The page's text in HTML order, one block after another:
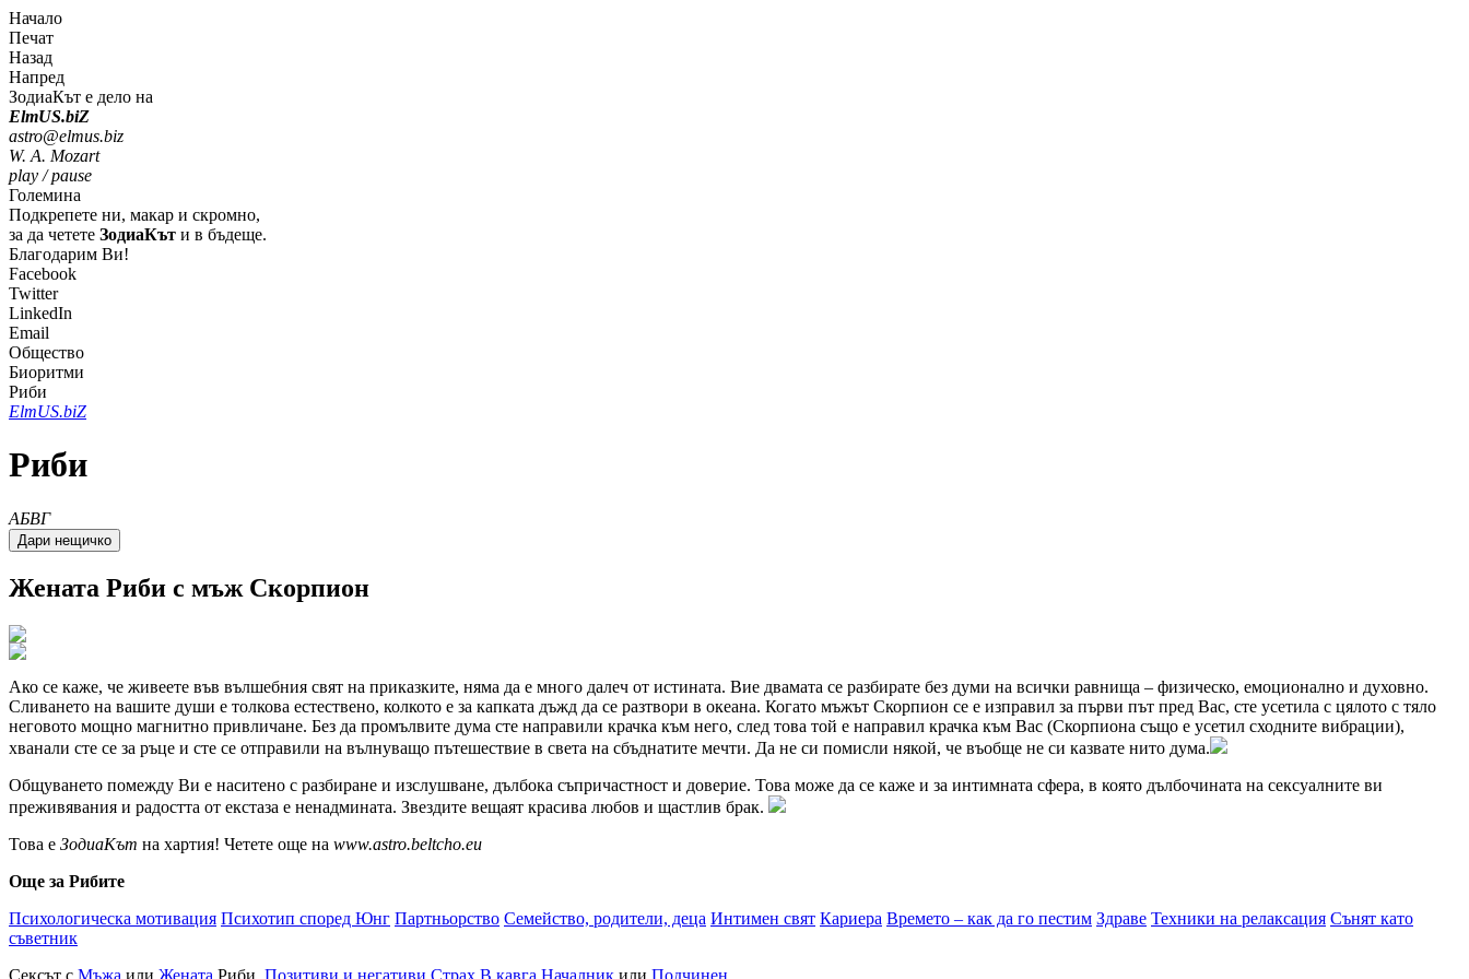
Начало
Печат
Назад
Напред
ЗодиаКът е дело на
ElmUS.biZ
astro@elmus.biz
W. A. Mozart
play / pause
Големина
Подкрепете ни, макар и скромно,
за да четете ЗодиаКът и в бъдеще.
Благодарим Ви!
Facebook
Twitter
LinkedIn
Email
Общество
Биоритми
Риби
ElmUS.biZ
Риби
AБВГ
Жената Риби с мъж Скорпион
Ако се каже, че живеете във вълшебния свят на приказките, няма да е много далеч от истината. Вие двамата се разбирате без думи на всички равнища – физическо, емоционално и духовно.
Сливането на вашите души е толкова естествено, колкото е за капката дъжд да се разтвори в океана. Когато мъжът Скорпион се е изправил за първи път пред Вас, сте усетила с цялото с тяло
неговото мощно магнитно привличане. Без да промълвите дума сте направили крачка към него, след това той е направил крачка към Вас (Скорпиона също е усетил сходните вибрации),
хванали сте се за ръце и сте се отправили на вълнуващо пътешествие в света на сбъднатите мечти. Да не си помисли някой, че въобще не си казвате нито дума.
Общуването помежду Ви е наситено с разбиране и изслушване, дълбока съпричастност и доверие. Това може да се каже и за интимната сфера, в която дълбочината на сексуалните ви
преживявания и радостта от екстаза е ненадмината. Звездите вещаят красива любов и щастлив брак.
Това е ЗодиаКът на хартия! Четете още на www.astro.beltcho.eu
Още за Рибите
Психологическа мотивация Психотип според Юнг Партньорство Семейство, родители, деца Интимен свят Кариера Времето – как да го пестим Здраве Техники на релаксация Сънят като
съветник
Сексът с Мъжа или Жената Риби. Позитиви и негативи Страх В кавга Началник или Подчинен